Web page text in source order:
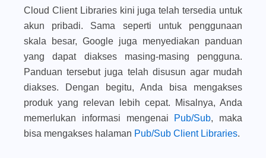
Cloud Client Libraries kini juga telah tersedia untuk
akun pribadi. Sama seperti untuk penggunaan
skala besar, Google juga menyediakan panduan
yang dapat diakses masing-masing pengguna.
Panduan tersebut juga telah disusun agar mudah
diakses. Dengan begitu, Anda bisa mengakses
produk yang relevan lebih cepat. Misalnya, Anda
memerlukan informasi mengenai
Pub/Sub, maka
bisa mengakses halaman Pub/Sub Client Libraries.